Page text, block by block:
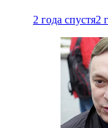
2 года спустя2